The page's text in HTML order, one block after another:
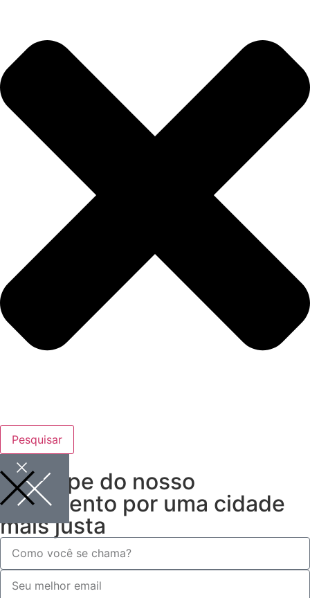
Pesquisar
Participe do nosso
movimento por uma cidade
mais justa